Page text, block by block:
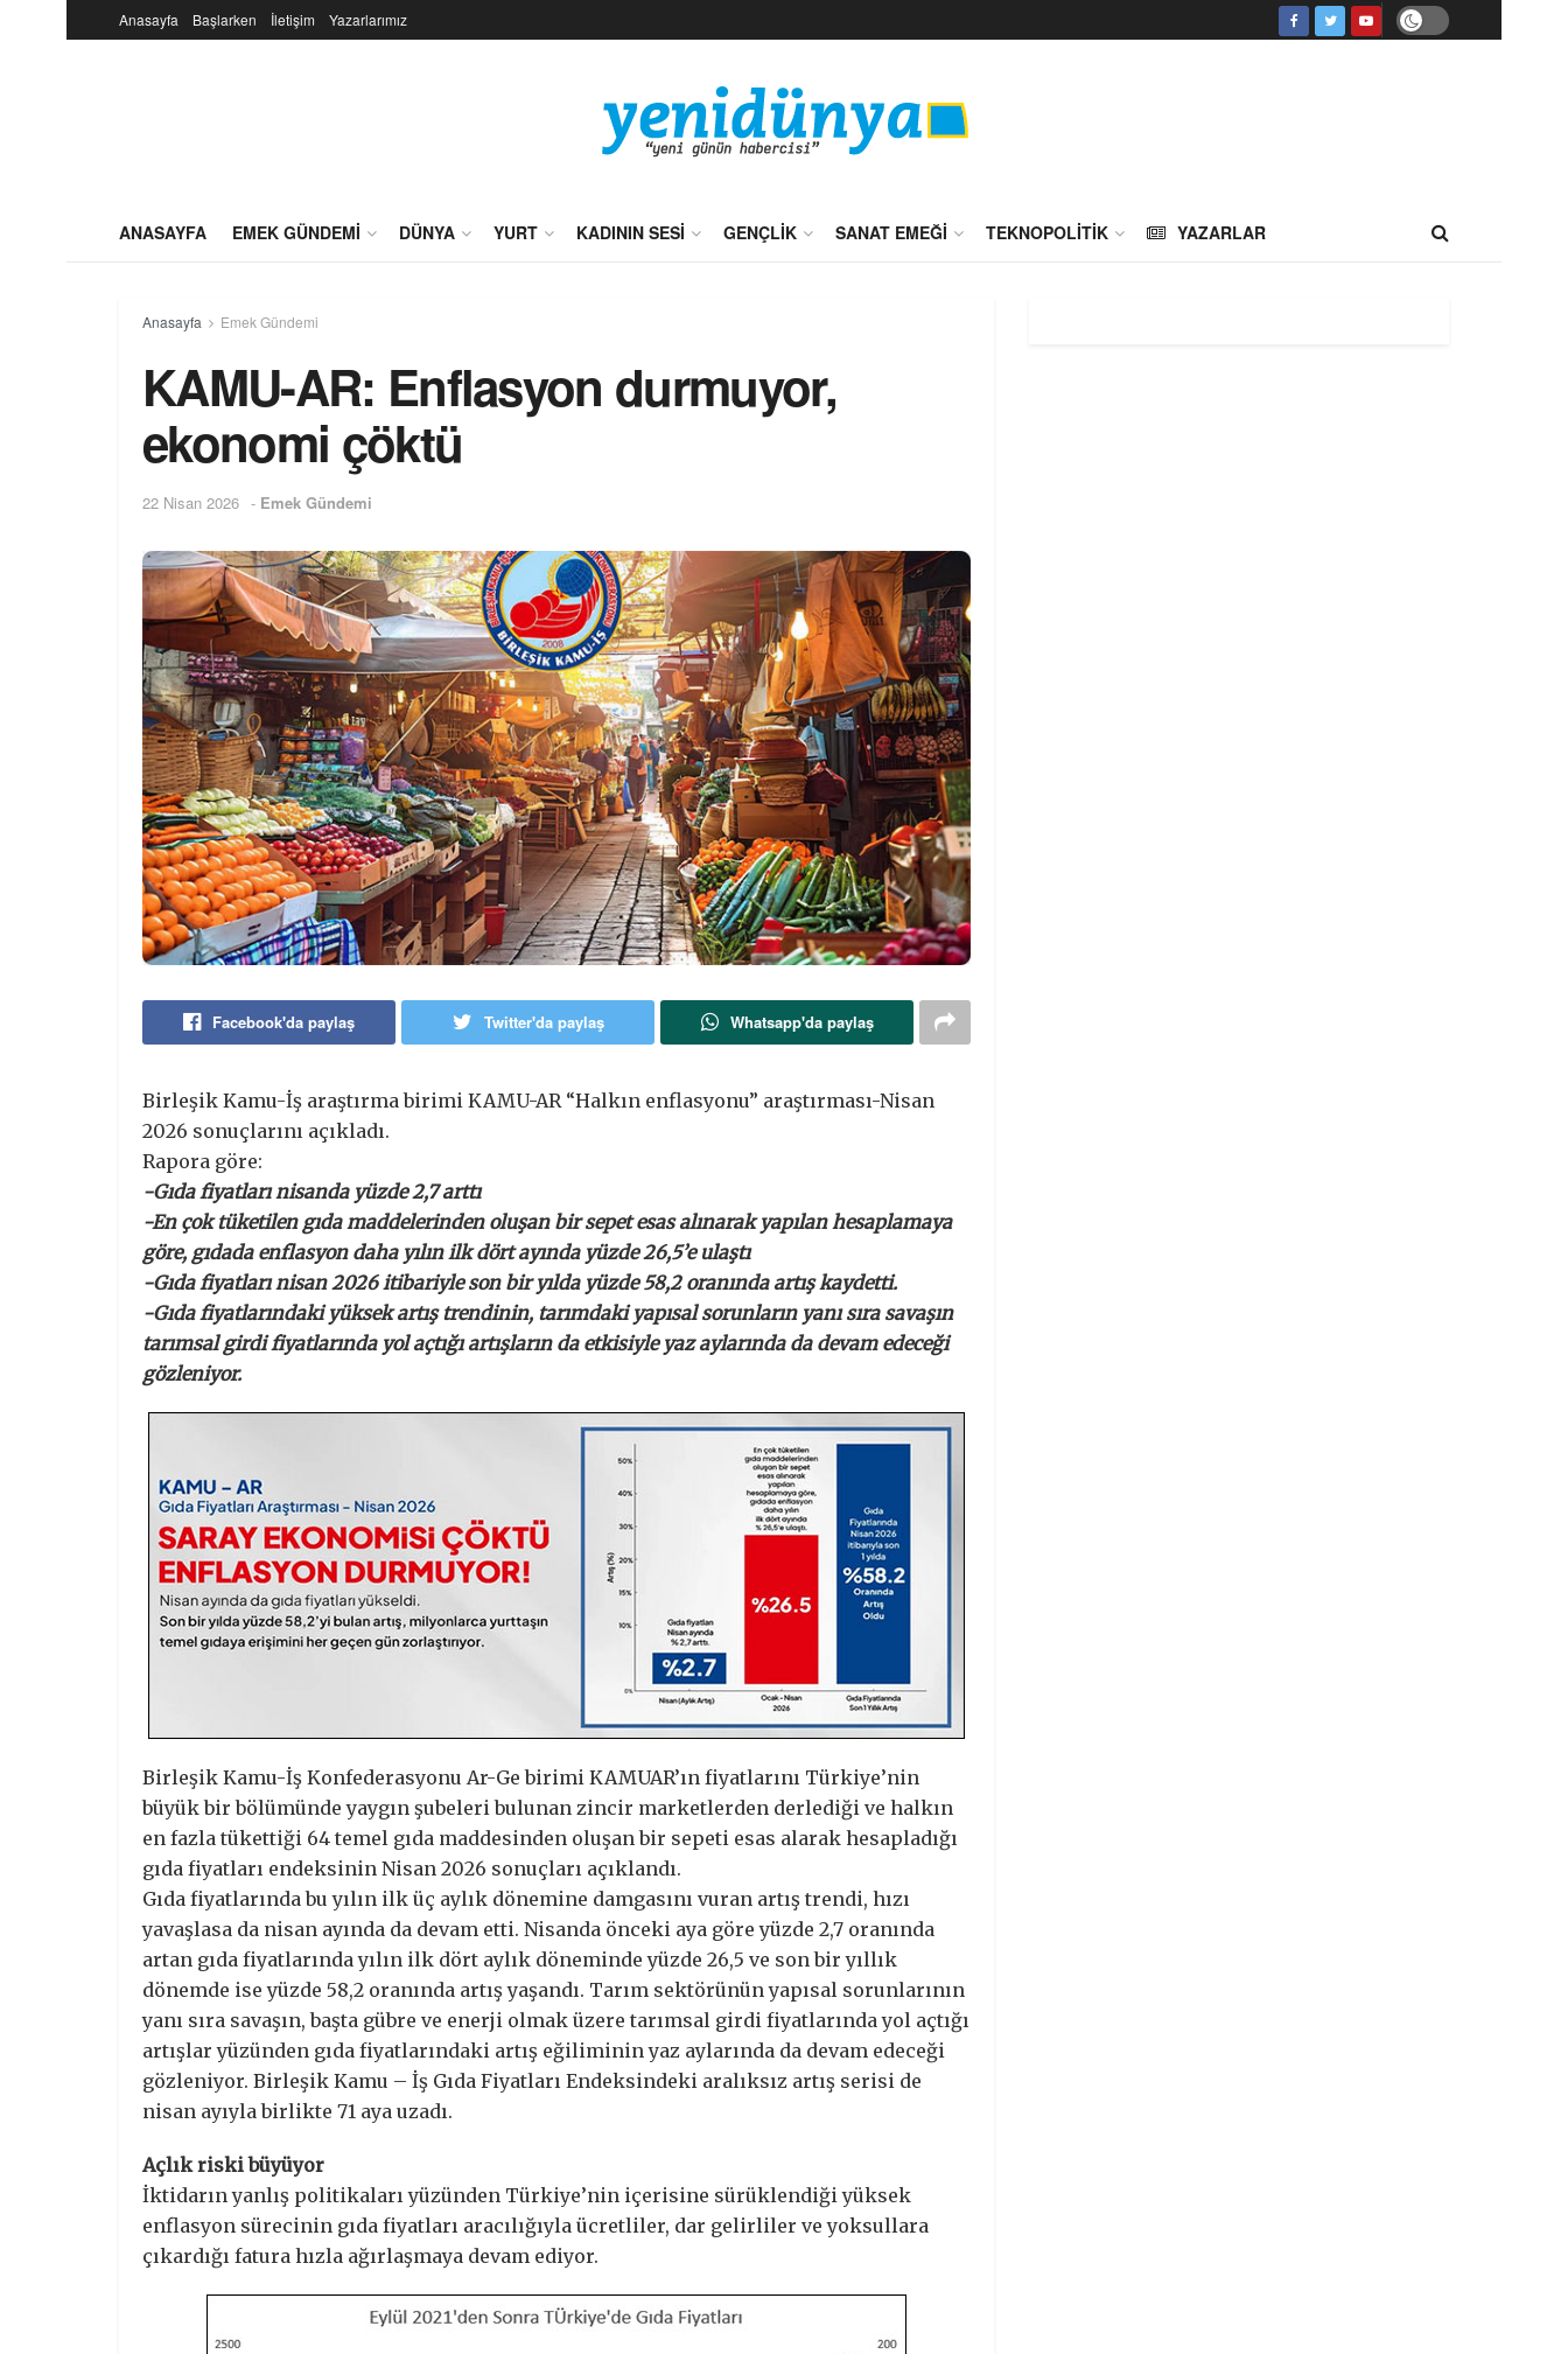
Anasayfa Başlarken İletişim Yazarlarımız
ANASAYFA EMEK GÜNDEMI DÜNYA YURT KADININ SESI GENÇLIK SANAT EMEĞI TEKNOPOLITIK YAZARLAR
Anasayfa Emek Gündemi
KAMU-AR: Enflasyon durmuyor,
ekonomi çöktü
22 Nisan 2026 - Emek Gündemi
Facebook'da paylaş Twitter'da paylaş Whatsapp'da paylaş
Birleşik Kamu-İş araştırma birimi KAMU-AR “Halkın enflasyonu” araştırması-Nisan
2026 sonuçlarını açıkladı.
Rapora göre:
-Gıda fiyatları nisanda yüzde 2,7 arttı
-En çok tüketilen gıda maddelerinden oluşan bir sepet esas alınarak yapılan hesaplamaya
göre, gıdada enflasyon daha yılın ilk dört ayında yüzde 26,5’e ulaştı
-Gıda fiyatları nisan 2026 itibariyle son bir yılda yüzde 58,2 oranında artış kaydetti.
-Gıda fiyatlarındaki yüksek artış trendinin, tarımdaki yapısal sorunların yanı sıra savaşın
tarımsal girdi fiyatlarında yol açtığı artışların da etkisiyle yaz aylarında da devam edeceği
gözleniyor.
Birleşik Kamu-İş Konfederasyonu Ar-Ge birimi KAMUAR’ın fiyatlarını Türkiye’nin
büyük bir bölümünde yaygın şubeleri bulunan zincir marketlerden derlediği ve halkın
en fazla tükettiği 64 temel gıda maddesinden oluşan bir sepeti esas alarak hesapladığı
gıda fiyatları endeksinin Nisan 2026 sonuçları açıklandı.
Gıda fiyatlarında bu yılın ilk üç aylık dönemine damgasını vuran artış trendi, hızı
yavaşlasa da nisan ayında da devam etti. Nisanda önceki aya göre yüzde 2,7 oranında
artan gıda fiyatlarında yılın ilk dört aylık döneminde yüzde 26,5 ve son bir yıllık
dönemde ise yüzde 58,2 oranında artış yaşandı. Tarım sektörünün yapısal sorunlarının
yanı sıra savaşın, başta gübre ve enerji olmak üzere tarımsal girdi fiyatlarında yol açtığı
artışlar yüzünden gıda fiyatlarındaki artış eğiliminin yaz aylarında da devam edeceği
gözleniyor. Birleşik Kamu – İş Gıda Fiyatları Endeksindeki aralıksız artış serisi de
nisan ayıyla birlikte 71 aya uzadı.
Açlık riski büyüyor
İktidarın yanlış politikaları yüzünden Türkiye’nin içerisine sürüklendiği yüksek
enflasyon sürecinin gıda fiyatları aracılığıyla ücretliler, dar gelirliler ve yoksullara
çıkardığı fatura hızla ağırlaşmaya devam ediyor.